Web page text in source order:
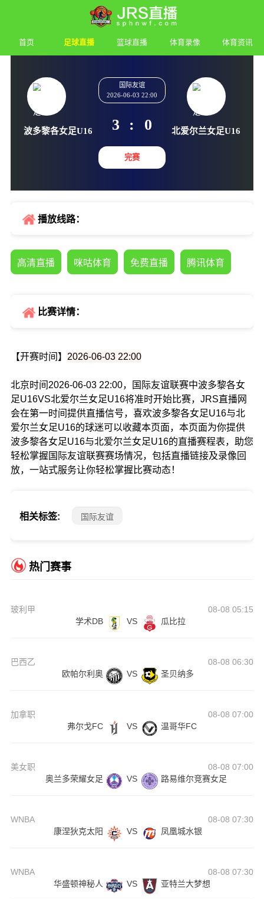
首页 足球直播 篮球直播 体育录像 体育资讯
波多黎各女足U16
国际友谊
3 :
完赛
播放线路：
高清直播 咪咕体育 免费直播 腾讯体育
比赛详情：
【开赛时间】 2026-06-03 22:00
北京时间2026-06-03 22:00，国际友谊联赛中波多黎各女
足U16VS北爱尔兰女足U16将准时开始比赛，JRS直播网
会在第一时间提供直播信号，喜欢波多黎各女足U16与北
爱尔兰女足U16的球迷可以收藏本页面，本页面为你提供
波多黎各女足U16与北爱尔兰女足U16的直播赛程表，助您
轻松掌握国际友谊联赛赛场情况，包括直播链接及录像回
放，一站式服务让你轻松掌握比赛动态！
相关标签: 国际友谊
热门赛事
玻利甲
08-08 05:15
学术DB
VS 瓜比拉
巴西乙
08-08 06:30
欧帕尔利奥
VS 圣贝纳多
加拿职
08-08 07:00
弗尔戈FC
VS 温哥华FC
美女职
08-08 07:00
奥兰多荣耀女足
VS 路易维尔竞赛女足
WNBA
08-08 07:30
康涅狄克太阳
VS 凤凰城水银
WNBA
08-08 07:30
华盛顿神秘人
VS 亚特兰大梦想